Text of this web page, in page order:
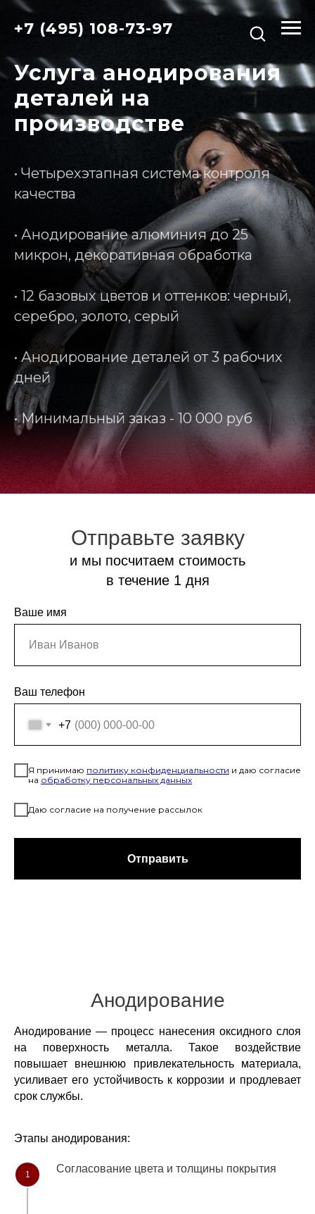
+7 (495) 108-73-97
Услуга анодирования
деталей на
производстве
• Четырехэтапная система контроля
качества
• Анодирование алюминия до 25
микрон, декоративная обработка
• 12 базовых цветов и оттенков: черный,
серебро, золото, серый
• Анодирование деталей от 3 рабочих
дней
• Минимальный заказ - 10 000 руб
Отправьте заявку
и мы посчитаем стоимость
в течение 1 дня
Ваше имя
Ваш телефон
+7
Я принимаю политику конфиденциальности и даю согласие
на обработку персональных данных
Даю согласие на получение рассылок
Отправить
Анодирование
Анодирование — процесс нанесения оксидного слоя
на поверхность металла. Такое воздействие
повышает внешнюю привлекательность материала,
усиливает его устойчивость к коррозии и продлевает
срок службы.
Этапы анодирования:
1 Согласование цвета и толщины покрытия
Преимущества мини-линии